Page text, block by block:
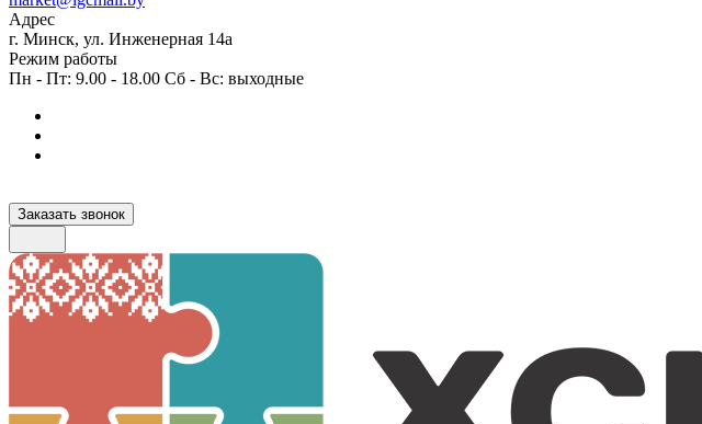
Адрес
г. Минск, ул. Инженерная 14а
Режим работы
Пн - Пт: 9.00 - 18.00 Сб - Вс: выходные
Заказать звонок